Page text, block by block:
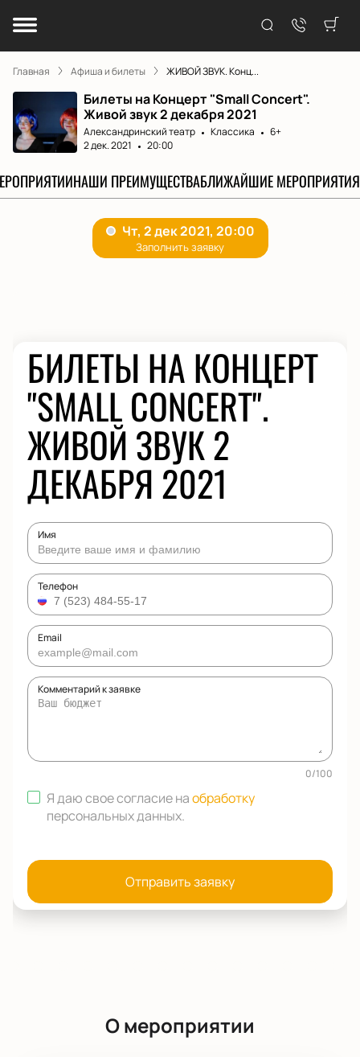
Главная Афиша и билеты ЖИВОЙ ЗВУК. Конц...
Билеты на Концерт "Small Concert".
Живой звук 2 декабря 2021
Александринский театр Классика
6+
2 дек. 2021
20:00
НАШИ ПРЕИМУЩЕСТВАБЛИЖАЙШИЕ МЕРОПРИЯТИЯ
БИЛЕТЫ НА КОНЦЕРТ
"SMALL CONCERT".
ЖИВОЙ ЗВУК 2
ДЕКАБРЯ 2021
Имя
Телефон
Email
Комментарий к заявке
0/100
Я даю свое согласие наобработку
персональных данных.
Отправить заявку
О мероприятии